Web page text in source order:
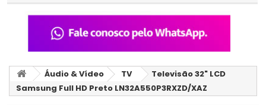
Áudio & Vídeo TV
Televisão 32" LCD
Samsung Full HD Preto LN32A550P3RXZD/XAZ